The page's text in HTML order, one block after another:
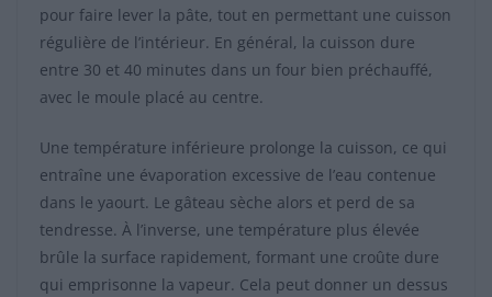
pour faire lever la pâte, tout en permettant une cuisson
régulière de l’intérieur. En général, la cuisson dure
entre 30 et 40 minutes dans un four bien préchauffé,
avec le moule placé au centre.
Une température inférieure prolonge la cuisson, ce qui
entraîne une évaporation excessive de l’eau contenue
dans le yaourt. Le gâteau sèche alors et perd de sa
tendresse. À l’inverse, une température plus élevée
brûle la surface rapidement, formant une croûte dure
qui emprisonne la vapeur. Cela peut donner un dessus